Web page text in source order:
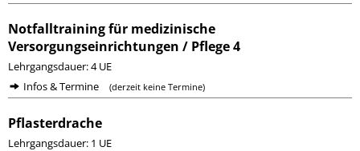
Notfalltraining für medizinische
Versorgungseinrichtungen / Pflege 4
Lehrgangsdauer: 4 UE
Infos & Termine
(derzeit keine Termine)
Pflasterdrache
Lehrgangsdauer: 1 UE